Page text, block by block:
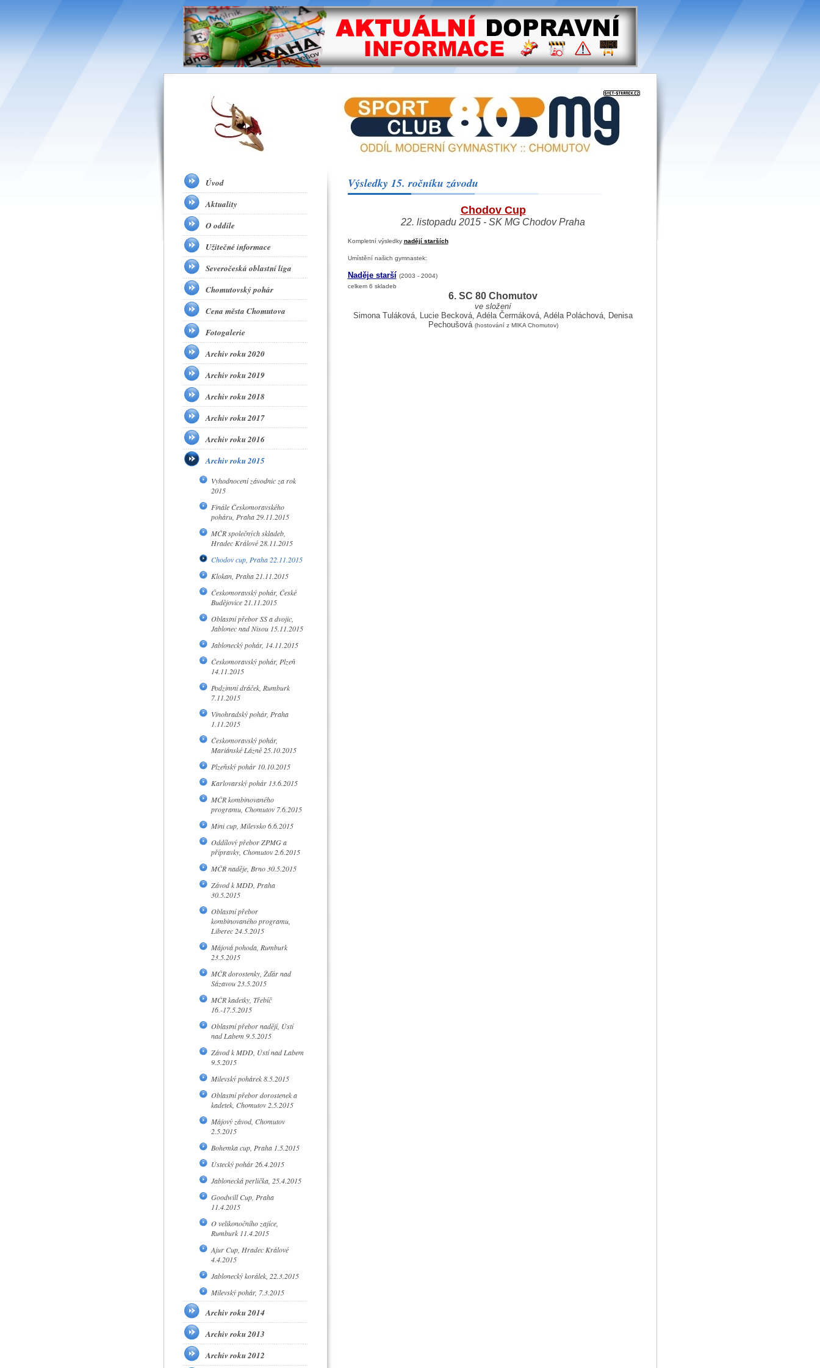
Výsledky 15. ročníku závodu
Chodov Cup
22. listopadu 2015 - SK MG Chodov Praha
Kompletní výsledky nadějí starších
Umístění našich gymnastek:
Naděje starší (2003 - 2004)
celkem 6 skladeb
6. SC 80 Chomutov
ve složení
Simona Tuláková, Lucie Becková, Adéla Čermáková, Adéla Poláchová, Denisa
Pechoušová (hostování z MIKA Chomutov)
Úvod
Aktuality
O oddíle
Užitečné informace
Severočeská oblastní liga
Chomutovský pohár
Cena města Chomutova
Fotogalerie
Archiv roku 2020
Archiv roku 2019
Archiv roku 2018
Archiv roku 2017
Archiv roku 2016
Archiv roku 2015
Vyhodnocení závodnic za rok
2015
Finále Českomoravského
poháru, Praha 29.11.2015
MČR společných skladeb,
Hradec Králové 28.11.2015
Chodov cup, Praha 22.11.2015
Klokan, Praha 21.11.2015
Českomoravský pohár, České
Budějovice 21.11.2015
Oblastní přebor SS a dvojic,
Jablonec nad Nisou 15.11.2015
Jablonecký pohár, 14.11.2015
Českomoravský pohár, Plzeň
14.11.2015
Podzimní dráček, Rumburk
7.11.2015
Vinohradský pohár, Praha
1.11.2015
Českomoravský pohár,
Mariánské Lázně 25.10.2015
Plzeňský pohár 10.10.2015
Karlovarský pohár 13.6.2015
MČR kombinovaného
programu, Chomutov 7.6.2015
Mini cup, Milevsko 6.6.2015
Oddílový přebor ZPMG a
přípravky, Chomutov 2.6.2015
MČR naděje, Brno 30.5.2015
Závod k MDD, Praha
30.5.2015
Oblastní přebor
kombinovaného programu,
Liberec 24.5.2015
Májová pohoda, Rumburk
23.5.2015
MČR dorostenky, Žďár nad
Sázavou 23.5.2015
MČR kadetky, Třebíč
16.-17.5.2015
Oblastní přebor nadějí, Ústí
nad Labem 9.5.2015
Závod k MDD, Ústí nad Labem
9.5.2015
Milevský pohárek 8.5.2015
Oblastní přebor dorostenek a
kadetek, Chomutov 2.5.2015
Májový závod, Chomutov
2.5.2015
Bohemka cup, Praha 1.5.2015
Ústecký pohár 26.4.2015
Jablonecká perlička, 25.4.2015
Goodwill Cup, Praha
11.4.2015
O velikonočního zajíce,
Rumburk 11.4.2015
Ajur Cup, Hradec Králové
4.4.2015
Jablonecký korálek, 22.3.2015
Milevský pohár, 7.3.2015
Archiv roku 2014
Archiv roku 2013
Archiv roku 2012